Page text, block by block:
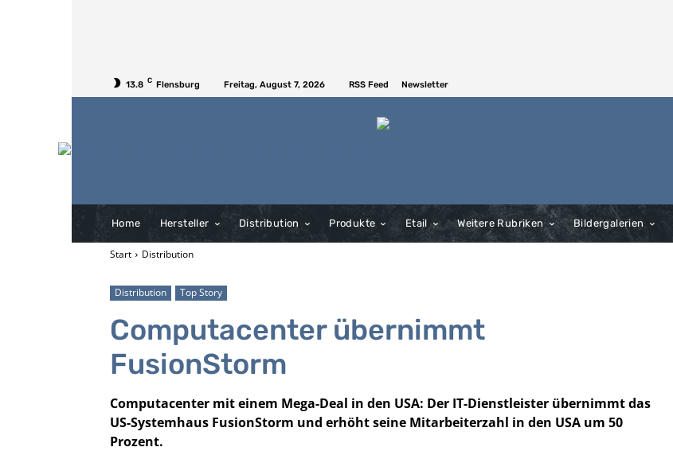
13.8 C Flensburg Freitag, August 7, 2026 RSS Feed Newsletter
Home Hersteller Distribution Produkte Etail Weitere Rubriken Bildergalerien
Start Distribution
Distribution Top Story
Computacenter übernimmt
FusionStorm
Computacenter mit einem Mega-Deal in den USA: Der IT-Dienstleister übernimmt das
US-Systemhaus FusionStorm und erhöht seine Mitarbeiterzahl in den USA um 50
Prozent.